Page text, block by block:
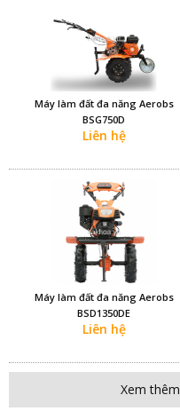
Máy làm đất đa năng Aerobs
BSG750D
Liên hệ
Máy làm đất đa năng Aerobs
BSD1350DE
Liên hệ
Xem thêm